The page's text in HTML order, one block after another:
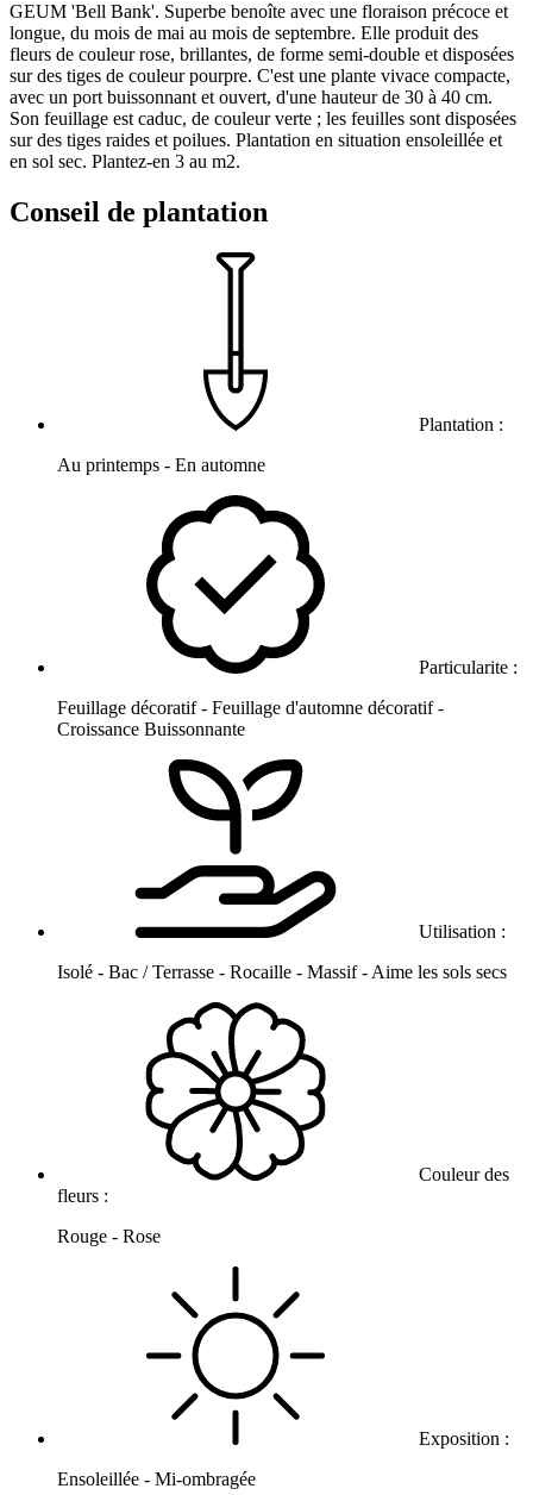
GEUM 'Bell Bank'. Superbe benoîte avec une floraison précoce et
longue, du mois de mai au mois de septembre. Elle produit des
fleurs de couleur rose, brillantes, de forme semi-double et disposées
sur des tiges de couleur pourpre. C'est une plante vivace compacte,
avec un port buissonnant et ouvert, d'une hauteur de 30 à 40 cm.
Son feuillage est caduc, de couleur verte ; les feuilles sont disposées
sur des tiges raides et poilues. Plantation en situation ensoleillée et
en sol sec. Plantez-en 3 au m2.
Conseil de plantation
Plantation :
Au printemps - En automne
Particularite :
Feuillage décoratif - Feuillage d'automne décoratif -
Croissance Buissonnante
Utilisation :
Isolé - Bac / Terrasse - Rocaille - Massif - Aime les sols secs
Couleur des
fleurs :
Rouge - Rose
Exposition :
Ensoleillée - Mi-ombragée